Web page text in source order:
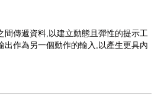
間傳遞資料,以建立動態且彈性的提示工
出作為另一個動作的輸入,以產生更具內